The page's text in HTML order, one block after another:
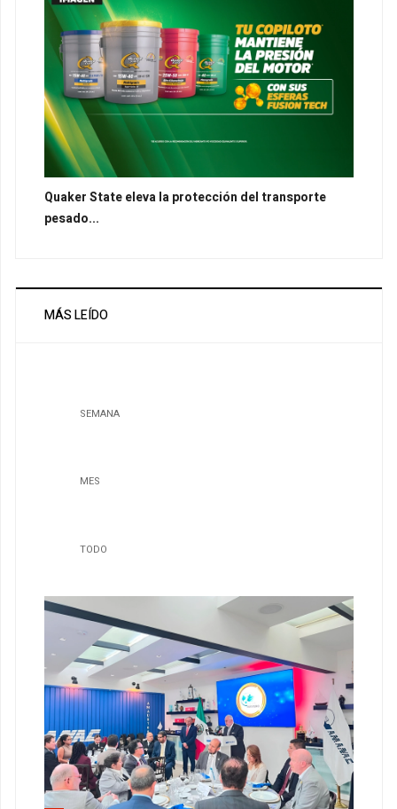
Quaker State eleva la protección del transporte
pesado...
MÁS LEÍDO
SEMANA
MES
TODO